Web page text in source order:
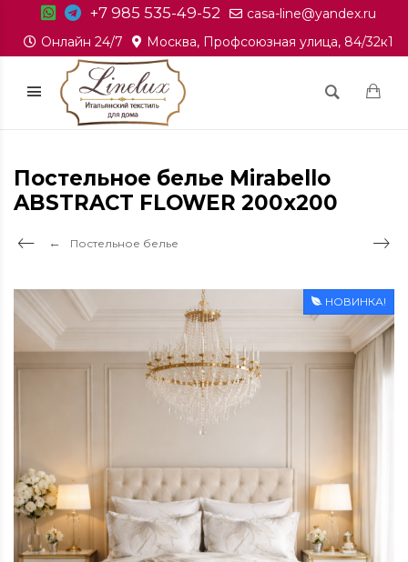
+7 985 535-49-52
casa-line@yandex.ru
Онлайн 24/7
Москва, Профсоюзная улица, 84/32к1
Постельное белье Mirabello
ABSTRACT FLOWER 200x200
Постельное белье
НОВИНКА!